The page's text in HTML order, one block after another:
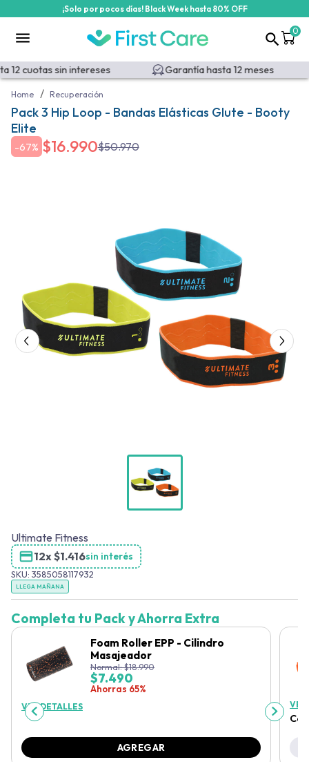
¡Solo por pocos días! Black Week hasta 80% OFF
0
12 cuotas sin intereses Garantía hasta 12 meses
Home / Recuperación
Pack 3 Hip Loop - Bandas Elásticas Glute - Booty
Elite
-67% $16.990$50.970
Ultimate Fitness
LLEGA MAÑANA
12x$1.416sin interés
SKU: 3585058117932
Completa tu Pack y Ahorra Extra
Foam Roller EPP - Cilindro
Masajeador
Normal:$18.990
$7.490
Ahorras 65%
VER DETALLES
AGREGAR
VER